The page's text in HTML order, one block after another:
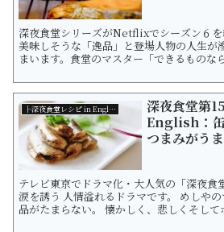
深夜食堂シリーズがNetflixでシーズン６を
美味しそうな「逸品」と登場人物の人生が
まいます。食堂のマスター「できるものな
マ。この美味しい「飯」を英語で表現した
夜食堂は Tokyo Storiesが英題です。さ
食堂５・5...
├深夜食堂レシピ in English
深夜食堂第
English：缶
つまみがうま
テレビ東京でドラマ化・大人気の「深夜食堂」 孤独のグルメ
涙を誘う 人情溢れるドラマです。 めしやのマスターが作る素朴な一
品がたまらない。 懐かしく、悲しくそしてホッとします。 第十四話